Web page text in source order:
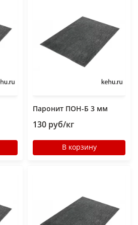
Паронит ПОН-Б 3 мм
130 руб/кг
В корзину